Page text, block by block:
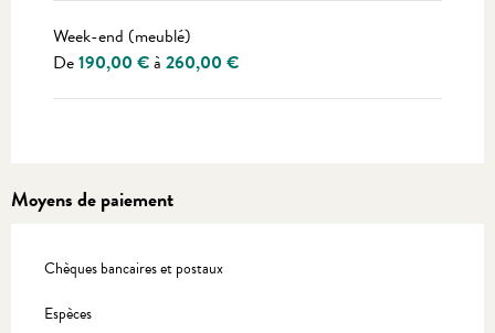
Week-end (meublé)
De190,00 €à 260,00 €
Moyens de paiement
Chèques bancaires et postaux
Espèces